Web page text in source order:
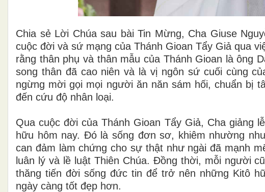
Chia sẻ Lời Chúa sau bài Tin Mừng, Cha Giuse
cuộc đời và sứ mạng của Thánh Gioan Tẩy Giả qua
rằng thân phụ và thân mẫu của Thánh Gioan là ông
song thân đã cao niên và là vị ngôn sứ cuối cùng
ngừng mời gọi mọi người ăn năn sám hối, chuẩn bị
đến cứu độ nhân loại.
Qua cuộc đời của Thánh Gioan Tẩy Giả, Cha giảng
hữu hôm nay. Đó là sống đơn sơ, khiêm nhường
can đảm làm chứng cho sự thật như ngài đã mạnh
luân lý và lề luật Thiên Chúa. Đồng thời, mỗi người
thăng tiến đời sống đức tin để trở nên những Kitô
ngày càng tốt đẹp hơn.